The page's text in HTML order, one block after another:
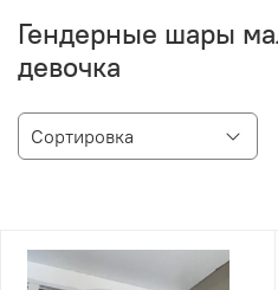
Гендерные шары
девочка